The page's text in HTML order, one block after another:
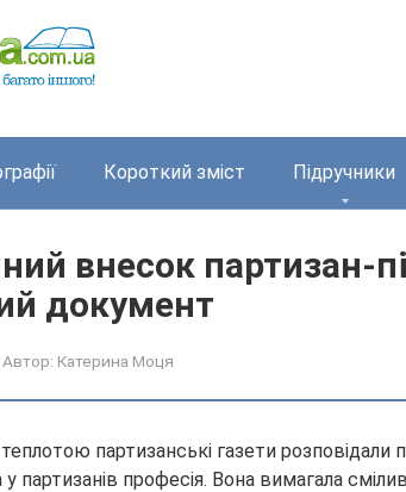
Короткий зміст Підручники
внесок партизан-
документ
Автор: Катерина Моця
партизанські газети розповідали
партизанів професія. Вона вимагала